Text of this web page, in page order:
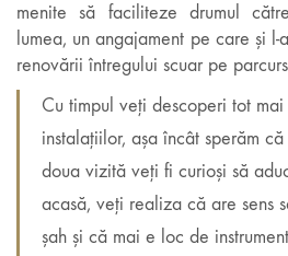
menite să faciliteze drumul
lumea, un angajament pe care și
renovării întregului scuar pe
Cu timpul veți descoperi tot
instalațiilor, așa încât sperăm
doua vizită veți fi curioși să
acasă, veți realiza că are sens
șah și că mai e loc de